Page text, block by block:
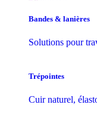
Bandes & lanières
Solutions pour
Trépointes
Cuir naturel,